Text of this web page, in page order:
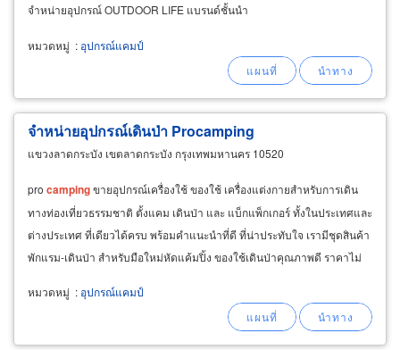
จำหน่ายอุปกรณ์ OUTDOOR LIFE แบรนด์ชั้นนำ
หมวดหมู่ : อุปกรณ์แคมป์
จำหน่ายอุปกรณ์เดินป่า Procamping
แขวงลาดกระบัง เขตลาดกระบัง กรุงเทพมหานคร 10520
pro campingขายอุปกรณ์เครื่องใช้ ของใช้ เครื่องแต่งกายสำหรับการเดิน
ทางท่องเที่ยวธรรมชาติ ตั้งแคม เดินป่า และ แบ็กแพ็กเกอร์ ทั้งในประเทศและ
ต่างประเทศ ที่เดียวได้ครบ พร้อมคำแนะนำที่ดี ที่น่าประทับใจ เรามีชุดสินค้า
พักแรม-เดินป่า สำหรับมือใหม่หัดแค้มปิ้ง ของใช้เดินป่าคุณภาพดี ราคาไม่
หมวดหมู่ : อุปกรณ์แคมป์